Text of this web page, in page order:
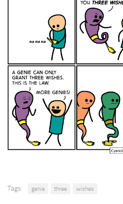
Tags: genie three wishes